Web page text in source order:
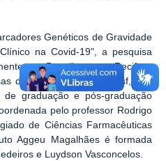
Genéticos de Gravidade
na Covid-19", a pesquisa
em Petrolina e no Recife e
duas regiões. Na Univasf, seis
graduação e pós-graduação
pelo professor Rodrigo
de Ciências Farmacêuticas
Aggeu Magalhães é formada
e Luydson Vasconcelos.